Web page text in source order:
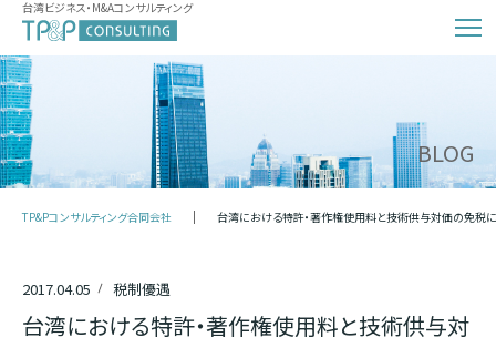
台湾ビジネス・M&Aコンサルティング
BLOG
TP&Pコンサルティング合同会社 台湾における特許・著作権使用料と技術供与対価の免税
2017.04.05 税制優遇
台湾における特許・著作権使用料と技術供与対